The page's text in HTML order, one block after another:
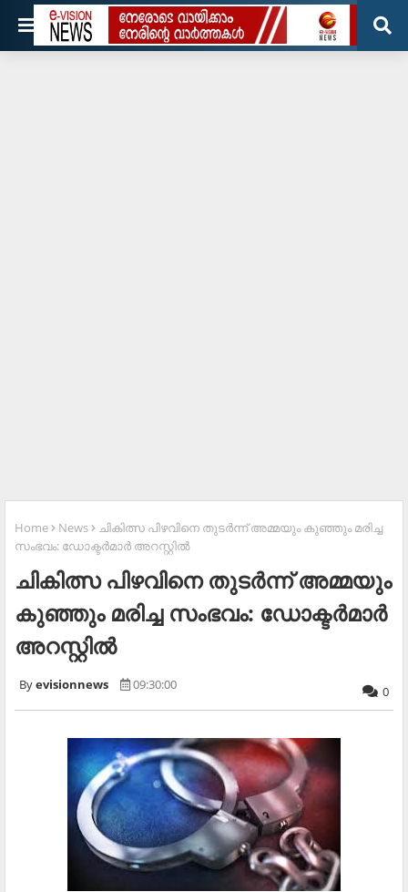
Home News
ചികിത്സ പിഴവിനെ തുടര്‍ന്ന് അമ്മയും കുഞ്ഞും മരിച്ച
സംഭവം: ഡോക്ടര്‍മാര്‍ അറസ്റ്റില്‍
ചികിത്സ പിഴവിനെ തുടര്‍ന്ന് അമ്മയും
കുഞ്ഞും മരിച്ച സംഭവം: ഡോക്ടര്‍മാര്‍
അറസ്റ്റില്‍
evisionnews 09:30:00 0